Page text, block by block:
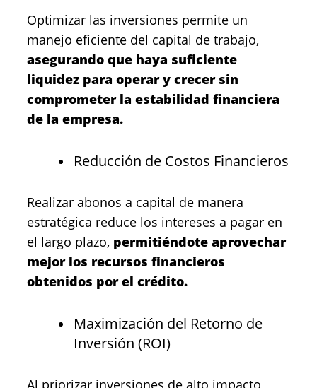
Optimizar las inversiones permite un
manejo eficiente del capital de trabajo,
asegurando que haya suficiente
liquidez para operar y crecer sin
comprometer la estabilidad financiera
de la empresa.
Reducción de Costos Financieros
Realizar abonos a capital de manera
estratégica reduce los intereses a pagar en
el largo plazo, permitiéndote aprovechar
mejor los recursos financieros
obtenidos por el crédito.
Maximización del Retorno de
Inversión (ROI)